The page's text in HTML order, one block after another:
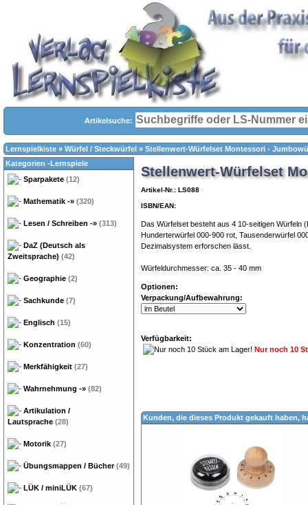
Artikelsuche:
Lernspielkiste » Würfel / Steckwürfel » Stellenwert-Würfelset Montessori -
Stellenwert-Würfelset
Artikel-Nr.: LS088
ISBN/EAN:
Das Würfelset besteht aus 4 10-seitigen Würfeln
Hunderterwürfel 000-900 rot, Tausenderwürfel
Dezimalsystem erforschen lässt.
Würfeldurchmesser: ca. 35 - 40 mm
Optionen:
Verpackung/Aufbewahrung:
Verfügbarkeit:
Nur noch 10
Kunden, die dieses Produkt gekauft haben,
Kategorien -Lernspiele
Sparpakete (12)
Mathematik -» (320)
Lesen / Schreiben -» (313)
DaZ (Deutsch als
Zweitsprache) (42)
Geographie (2)
Sachkunde (7)
Englisch (15)
Konzentration (60)
Merkfähigkeit (27)
Wahrnehmung -» (82)
Artikulation /
Lautsprache (28)
Motorik (27)
Übungsmappen / Bücher(49)
LÜK / miniLÜK (67)